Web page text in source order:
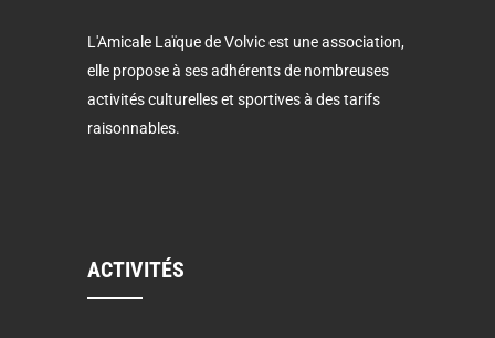
L'Amicale Laïque de Volvic est une association,
elle propose à ses adhérents de nombreuses
activités culturelles et sportives à des tarifs
raisonnables.
ACTIVITÉS